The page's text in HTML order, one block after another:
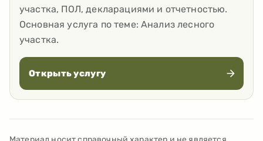
участка, ПОЛ, декларациями и отчетностью.
Основная услуга по теме:Анализ лесного
участка.
Открыть услугу